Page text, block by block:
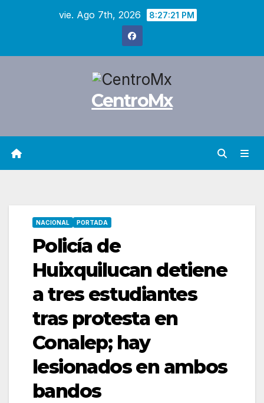
vie. Ago 7th, 2026 8:27:22 PM
CentroMx
NACIONAL PORTADA
Policía de
Huixquilucan detiene
a tres estudiantes
tras protesta en
Conalep; hay
lesionados en ambos
bandos